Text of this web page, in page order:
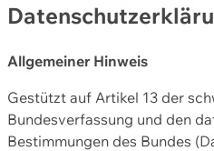
Allgemeiner Hinweis
Gestützt auf Artikel 13 der
Bundesverfassung und den
Bestimmungen des Bundes